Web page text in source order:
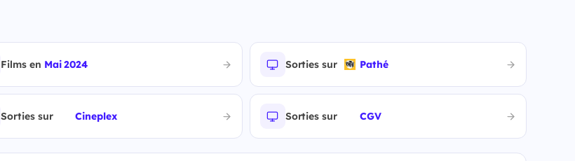
Films en Mai 2024 Sorties sur Pathé
Sorties sur Cineplex Sorties sur CGV